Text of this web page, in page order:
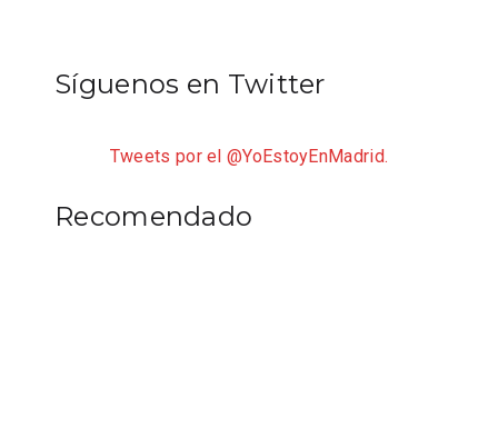
Síguenos en Twitter
Tweets por el @YoEstoyEnMadrid.
Recomendado